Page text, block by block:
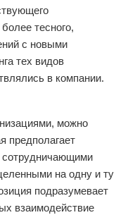
тесного,
с новыми
тех видов
в компании.
можно
предполагает
сотрудничающими
на одну и ту
подразумевает
взаимодействие